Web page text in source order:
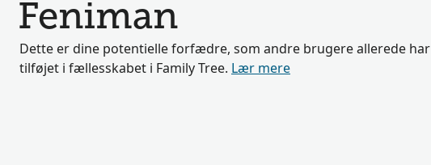
Feniman
Dette er dine potentielle forfædre, som andre brugere allerede har
tilføjet i fællesskabet i Family Tree. Lær mere